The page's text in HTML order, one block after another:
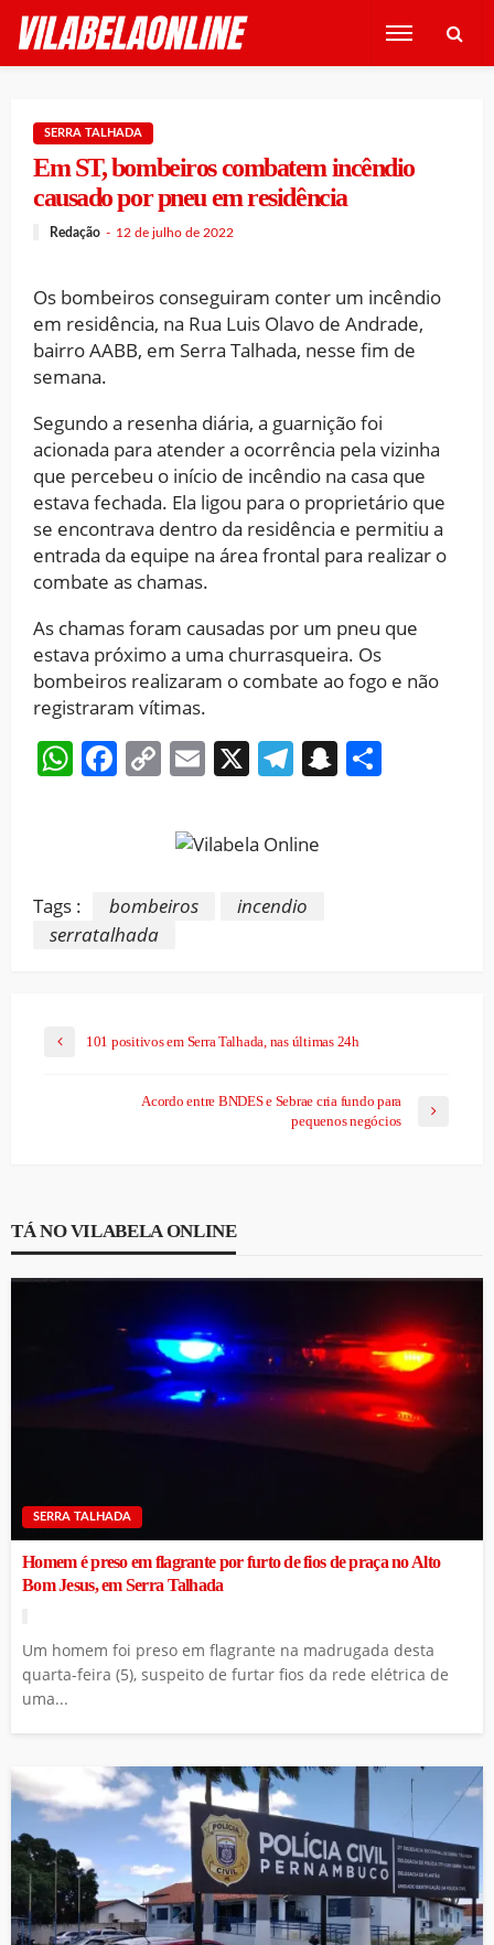
SERRA TALHADA
Em ST, bombeiros combatem incêndio
causado por pneu em residência
Redação 12 de julho de 2022
Os bombeiros conseguiram conter um incêndio
em residência, na Rua Luis Olavo de Andrade,
bairro AABB, em Serra Talhada, nesse fim de
semana.
Segundo a resenha diária, a guarnição foi
acionada para atender a ocorrência pela vizinha
que percebeu o início de incêndio na casa que
estava fechada. Ela ligou para o proprietário que
se encontrava dentro da residência e permitiu a
entrada da equipe na área frontal para realizar o
combate as chamas.
As chamas foram causadas por um pneu que
estava próximo a uma churrasqueira. Os
bombeiros realizaram o combate ao fogo e não
registraram vítimas.
WhatsApp
Facebook
CopyEmail
X Telegram
Snapchat
Tags : bombeiros
incendio
serratalhada
101 positivos em Serra Talhada, nas últimas 24h
Acordo entre BNDES e Sebrae cria fundo para
pequenos negócios
TÁ NO VILABELA ONLINE
SERRA TALHADA
Homem é preso em flagrante por furto de fios de praça no Alto
Bom Jesus, em Serra Talhada
Um homem foi preso em flagrante na madrugada desta
quarta-feira (5), suspeito de furtar fios da rede elétrica de
uma...